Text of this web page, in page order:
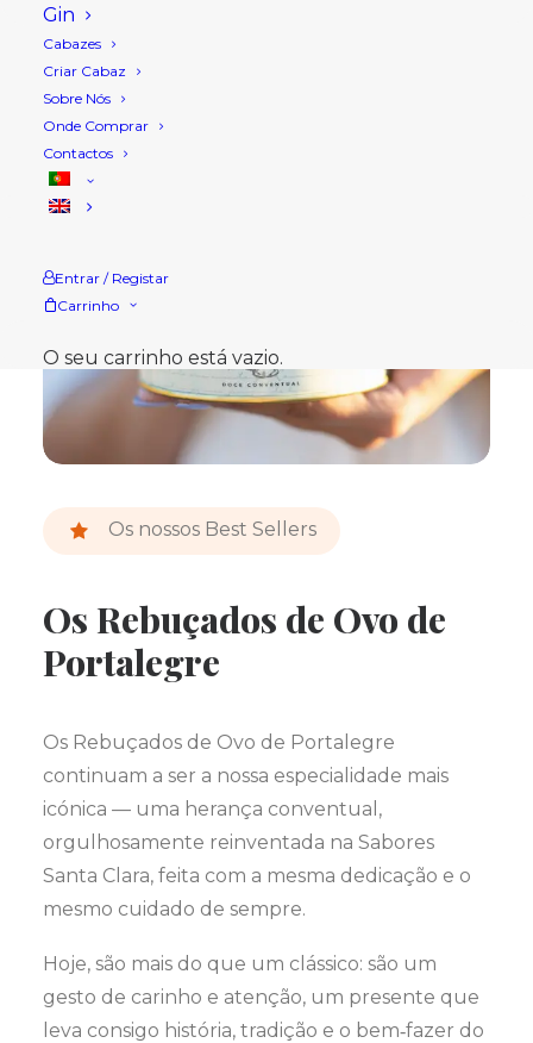
Gin
Cabazes
Criar Cabaz
Sobre Nós
Onde Comprar
Contactos
Entrar / Registar
Carrinho
O seu carrinho está vazio.
Os nossos Best Sellers
Os Rebuçados de Ovo de
Portalegre
Os Rebuçados de Ovo de Portalegre
continuam a ser a nossa especialidade mais
icónica — uma herança conventual,
orgulhosamente reinventada na Sabores
Santa Clara, feita com a mesma dedicação e o
mesmo cuidado de sempre.
Hoje, são mais do que um clássico: são um
gesto de carinho e atenção, um presente que
leva consigo história, tradição e o bem‑fazer do